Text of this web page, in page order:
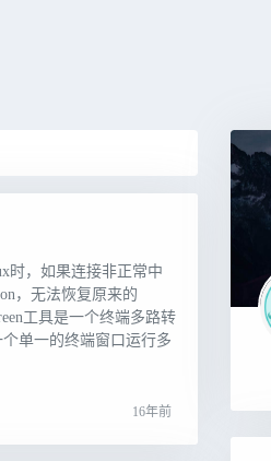
时，如果连接非正常中
，无法恢复原来的
工具是一个终端多路转
单一的终端窗口运行多
16年前